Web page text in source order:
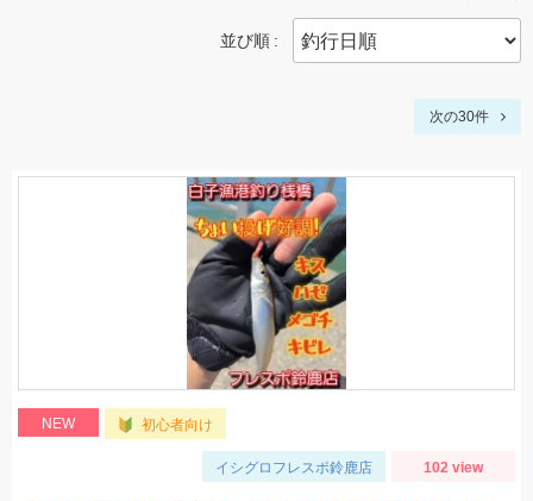
並び順
次の30件
NEW 初心者向け
イシグロフレスポ鈴鹿店 102 view